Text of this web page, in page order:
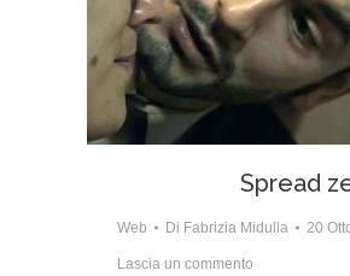
Spread
Web Di Fabrizia Midulla 20
Lascia un commento